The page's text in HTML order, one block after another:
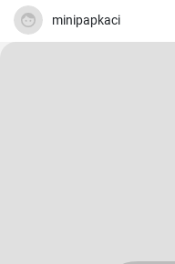
minipapkaci